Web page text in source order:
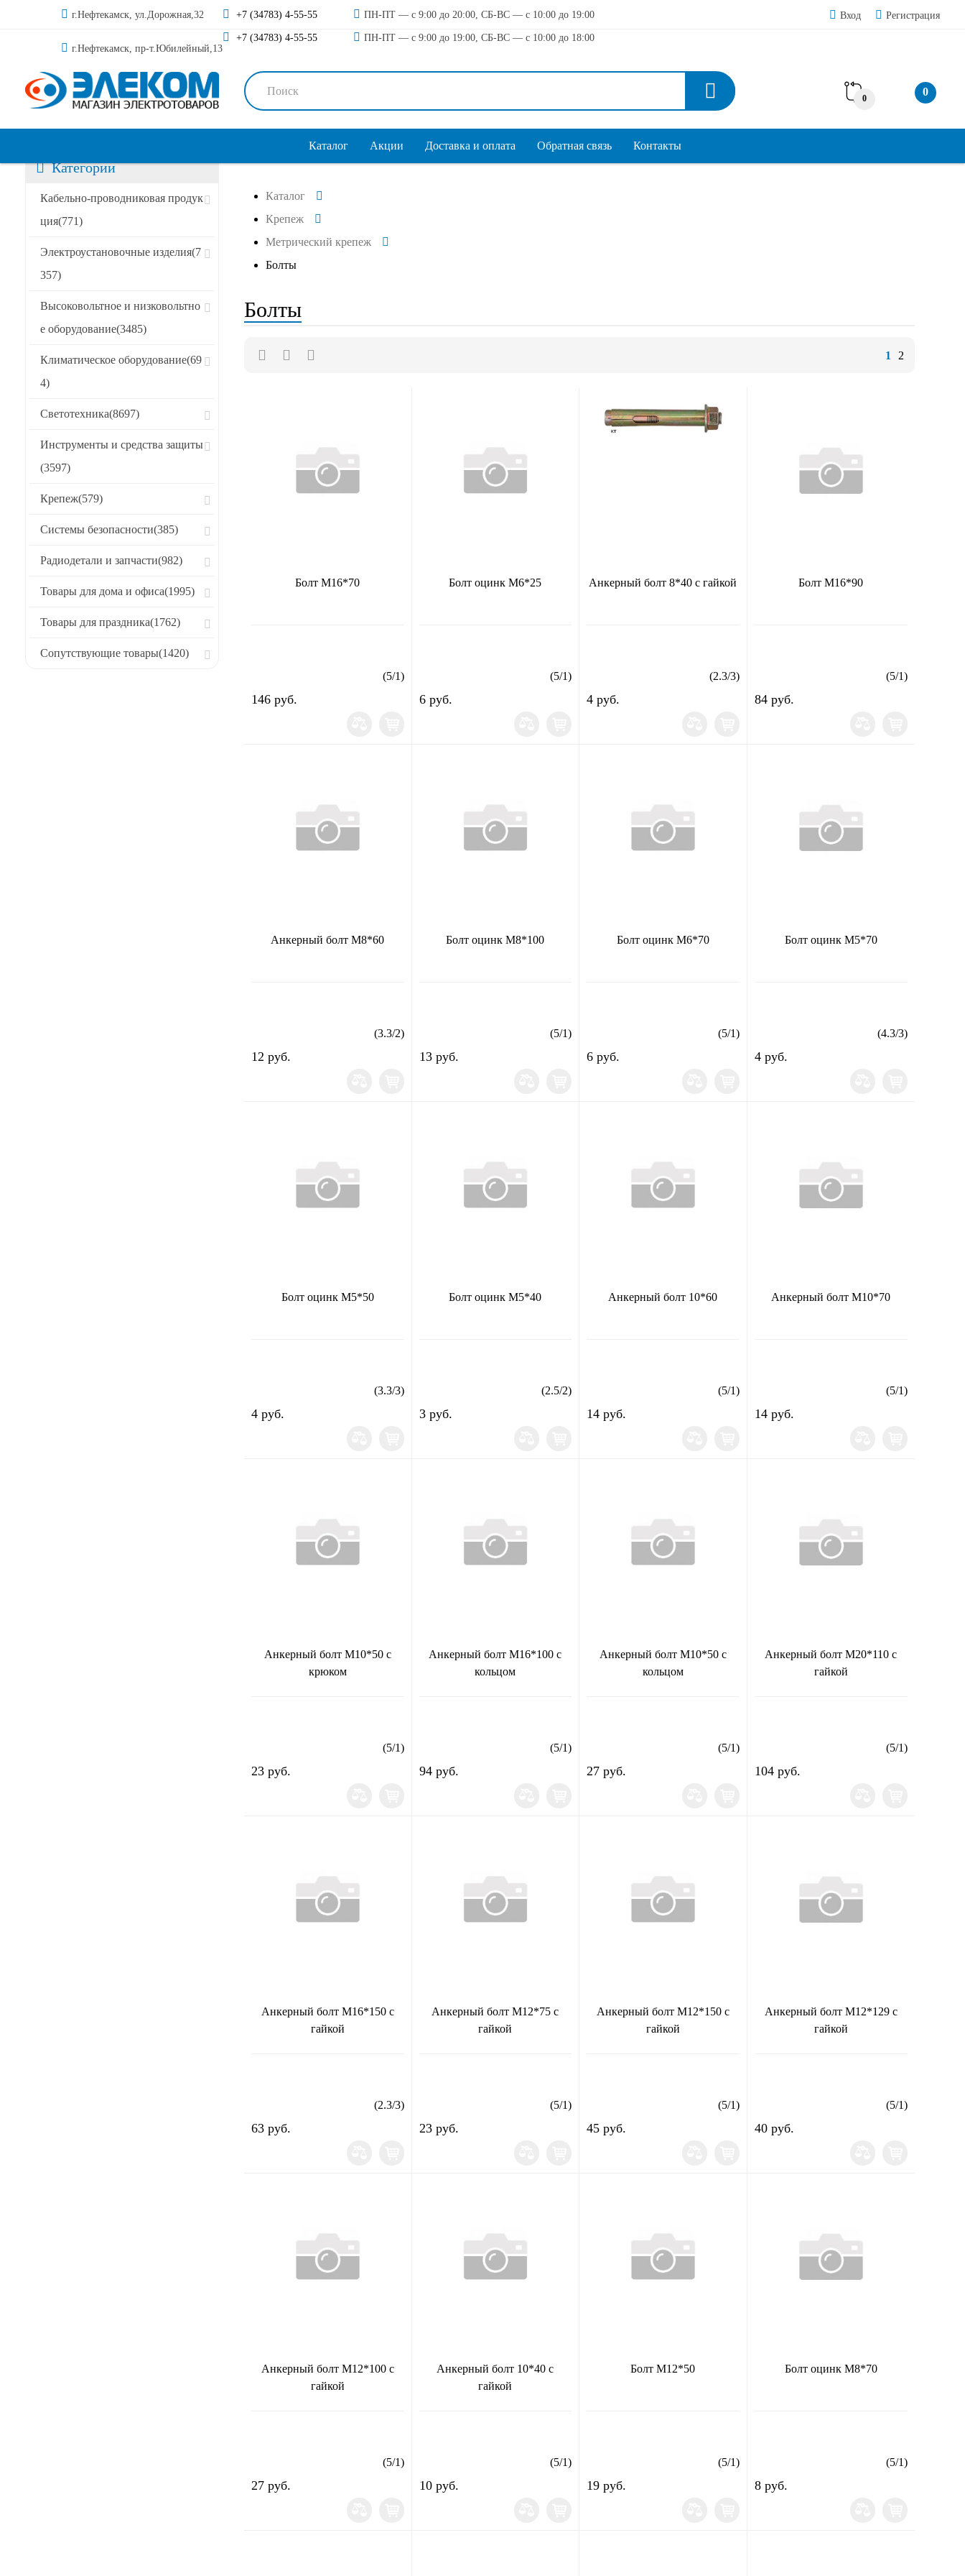
г.Нефтекамск, ул.Дорожная,32
г.Нефтекамск, пр-т.Юбилейный,13
+7 (34783) 4-55-55
+7 (34783) 4-55-55
ПН-ПТ — с 9:00 до 20:00, СБ-ВС — с 10:00 до 19:00
ПН-ПТ — с 9:00 до 19:00, СБ-ВС — с 10:00 до 18:00
Вход Регистрация
0
0
Каталог Акции Доставка и оплата Обратная связь Контакты
Категории
Кабельно-проводниковая продук
ция(771)
Электроустановочные изделия(7
357)
Высоковольтное и низковольтно
е оборудование(3485)
Климатическое оборудование(69
4)
Светотехника(8697)
Инструменты и средства защиты
(3597)
Крепеж(579)
Системы безопасности(385)
Радиодетали и запчасти(982)
Товары для дома и офиса(1995)
Товары для праздника(1762)
Сопутствующие товары(1420)
Сортировать по:
Специальные предложения
Акции
Новинки
Каталог
Крепеж
Метрический крепеж
Болты
Болты
1 2
Болт М16*70
(5/1)
146 руб.
Болт оцинк М6*25
(5/1)
6 руб.
Анкерный болт 8*40 с гайкой
(2.3/3)
4 руб.
Болт М16*90
(5/1)
84 руб.
Анкерный болт М8*60
(3.3/2)
12 руб.
Болт оцинк М8*100
(5/1)
13 руб.
Болт оцинк М6*70
(5/1)
6 руб.
Болт оцинк М5*70
(4.3/3)
4 руб.
Болт оцинк М5*50
(3.3/3)
4 руб.
Болт оцинк М5*40
(2.5/2)
3 руб.
Анкерный болт 10*60
(5/1)
14 руб.
Анкерный болт М10*70
(5/1)
14 руб.
Анкерный болт М10*50 с
крюком
(5/1)
23 руб.
Анкерный болт М16*100 с
кольцом
(5/1)
94 руб.
Анкерный болт М10*50 с
кольцом
(5/1)
27 руб.
Анкерный болт М20*110 с
гайкой
(5/1)
104 руб.
Анкерный болт М16*150 с
гайкой
(2.3/3)
63 руб.
Анкерный болт М12*75 с
гайкой
(5/1)
23 руб.
Анкерный болт М12*150 с
гайкой
(5/1)
45 руб.
Анкерный болт М12*129 с
гайкой
(5/1)
40 руб.
Анкерный болт М12*100 с
гайкой
(5/1)
27 руб.
Анкерный болт 10*40 с
гайкой
(5/1)
10 руб.
Болт М12*50
(5/1)
19 руб.
Болт оцинк М8*70
(5/1)
8 руб.